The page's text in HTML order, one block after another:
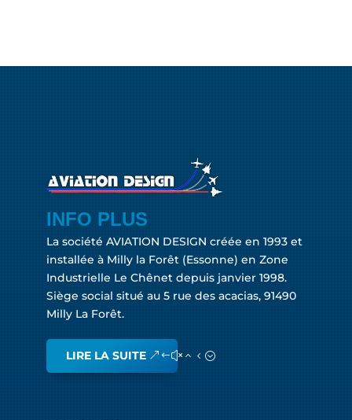
INFO PLUS
La société AVIATION DESIGN créée en 1993 et
installée à Milly la Forêt (Essonne) en Zone
Industrielle Le Chênet depuis janvier 1998.
Siège social situé au 5 rue des acacias, 91490
Milly La Forêt.
LIRE LA SUITE